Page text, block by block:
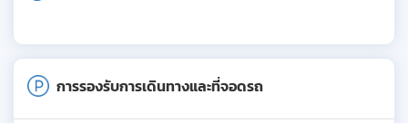
การรองรับการเดินทางและที่จอดรถ